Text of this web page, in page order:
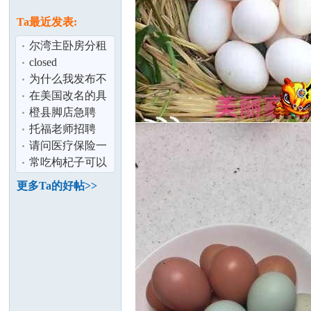
Ta最近发表:
尔湾主卧房分租
closed
为什么我发布不
了帖子
在美国改名的具
体步骤是什么
橙县脚店急聘
托福老师招聘
请问医疗保险一
般多少钱一年？
留学生
常吃枸杞子可以
美容、抗疲劳，
好处多多
更多Ta的好帖>>